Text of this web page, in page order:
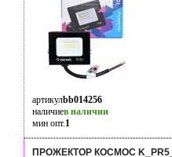
артикулbb014256
наличиев наличии
мин опт.1
ПРОЖЕКТОР КОСМОС